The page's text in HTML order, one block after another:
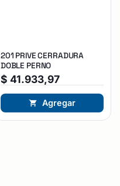
201 PRIVE CERRADURA
DOBLE PERNO
$ 41.933,97
Agregar